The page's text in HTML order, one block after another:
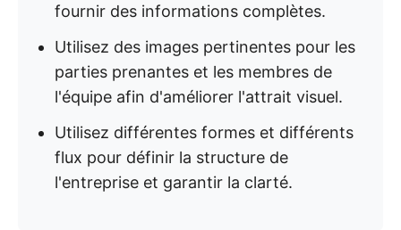
fournir des informations complètes.
Utilisez des images pertinentes pour les
parties prenantes et les membres de
l'équipe afin d'améliorer l'attrait visuel.
Utilisez différentes formes et différents
flux pour définir la structure de
l'entreprise et garantir la clarté.